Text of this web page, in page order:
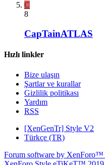
C
8
CapTainATLAS
Hızlı linkler
Bize ulaşın
Şartlar ve kurallar
Gizlilik politikası
Yardım
RSS
[XenGenTr] Style V2
Türkçe (TR)
Forum software by XenForo™